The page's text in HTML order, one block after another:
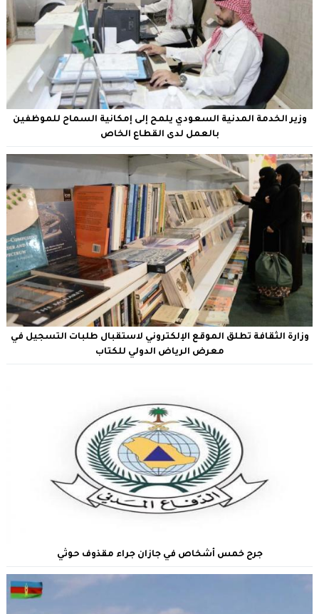
وزير الخدمة المدنية السعودي يلمح إلى إمكانية السماح للموظفين
بالعمل لدى القطاع الخاص
وزارة الثقافة تطلق الموقع الإلكتروني لاستقبال طلبات التسجيل في
معرض الرياض الدولي للكتاب
جرح خمس أشخاص في جازان جراء مقذوف حوثي